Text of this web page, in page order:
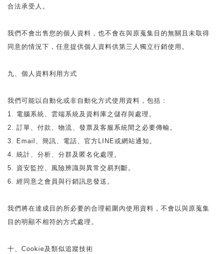
合法承受人。
我們不會出售您的個人資料，也不會在與原蒐集目的無關且未取得
同意的情況下，任意提供個人資料供第三人獨立行銷使用。
九、個人資料利用方式
我們可能以自動化或非自動化方式使用資料，包括：
1. 電腦系統、雲端系統及資料庫之儲存與處理。
2. 訂單、付款、物流、發票及客服系統間之必要傳輸。
3. Email、簡訊、電話、官方LINE或網站通知。
4. 統計、分析、分群及匿名化處理。
5. 資安監控、風險辨識與異常交易判斷。
6. 經同意之會員與行銷訊息發送。
我們將在達成目的所必要的合理範圍內使用資料，不會以與原蒐集
目的明顯不相符的方式處理。
十、Cookie及類似追蹤技術